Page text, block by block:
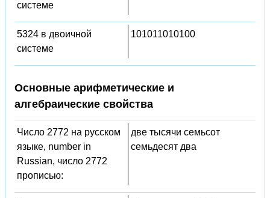
системе
5324 в двоичной
системе
101011010100
Основные арифметические и
алгебраические свойства
Число 2772 на русском
языке, number in
Russian, число 2772
прописью:
две тысячи семьсот
семьдесят два